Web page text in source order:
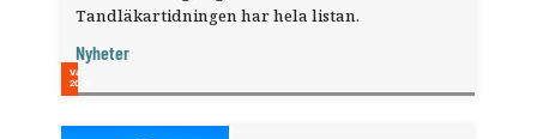
Tandläkartidningen har hela listan.
Nyheter